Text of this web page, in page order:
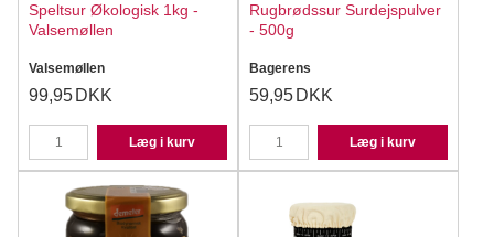
Speltsur Økologisk 1kg -
Valsemøllen
Valsemøllen
99,95 DKK
Læg i kurv
Rugbrødssur Surdejspulver
- 500g
Bagerens
59,95 DKK
Læg i kurv